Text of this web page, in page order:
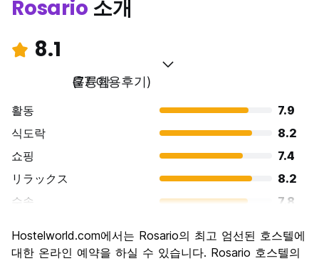
Rosario 소개
8.1
훌륭함
(77 이용후기)
활동
7.9
식도락
8.2
쇼핑
7.4
リラックス
8.2
수송
7.8
문화
8.6
Hostelworld.com에서는 Rosario의 최고 엄선된 호스텔에
대한 온라인 예약을 하실 수 있습니다. Rosario 호스텔의